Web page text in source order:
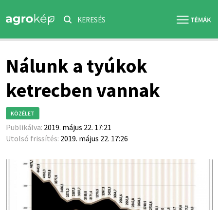
KERESÉS
Nálunk a tyúkok
ketrecben vannak
KÖZÉLET
Publikálva: 2019. május 22. 17:21
Utolsó frissítés: 2019. május 22. 17:26